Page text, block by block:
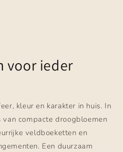
voor ieder
kleur en karakter in huis. In
compacte droogbloemen
veldboeketten en
Een duurzaam